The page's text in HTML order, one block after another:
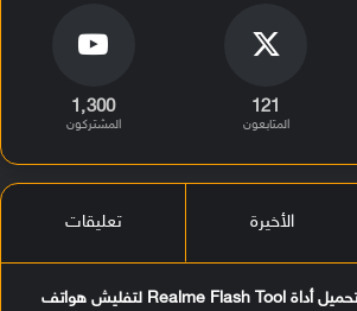
121
المتابعون
1٬300
المشتركون
الأخيرة تعليقات
تحميل أداة Realme Flash Tool لتفليش هواتف